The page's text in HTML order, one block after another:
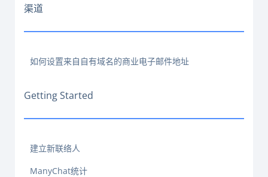
渠道
如何设置来自自有域名的商业电子邮件地址
Getting Started
建立新联络人
ManyChat统计